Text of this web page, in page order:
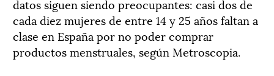
datos siguen siendo preocupantes: casi dos de
cada diez mujeres de entre 14 y 25 años faltan a
clase en España por no poder comprar
productos menstruales, según Metroscopia.